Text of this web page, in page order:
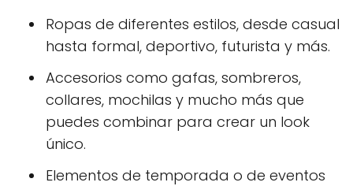
Ropas de diferentes estilos, desde casual
hasta formal, deportivo, futurista y más.
Accesorios como gafas, sombreros,
collares, mochilas y mucho más que
puedes combinar para crear un look
único.
Elementos de temporada o de eventos